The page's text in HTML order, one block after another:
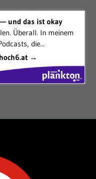
und das ist okay
Überall. In meinem
die...
→